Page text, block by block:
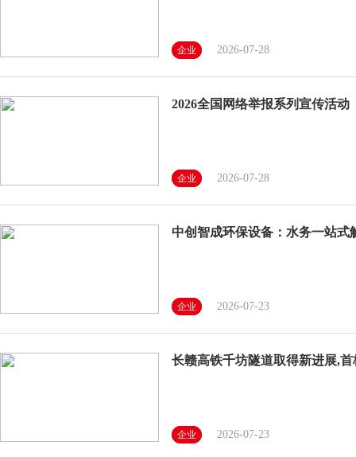
企业 2026-07-28
2026全国网络举报系列宣传活
企业 2026-07-28
中创智成环保设备：水务一站式
企业 2026-07-23
长赣高铁千坊隧道取得新进展,
企业 2026-07-23